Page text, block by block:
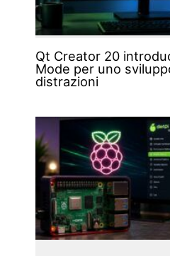
Qt Creator 20
Mode per uno
distrazioni